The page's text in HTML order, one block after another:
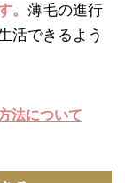
。 薄毛の進行
活できるよう
法について